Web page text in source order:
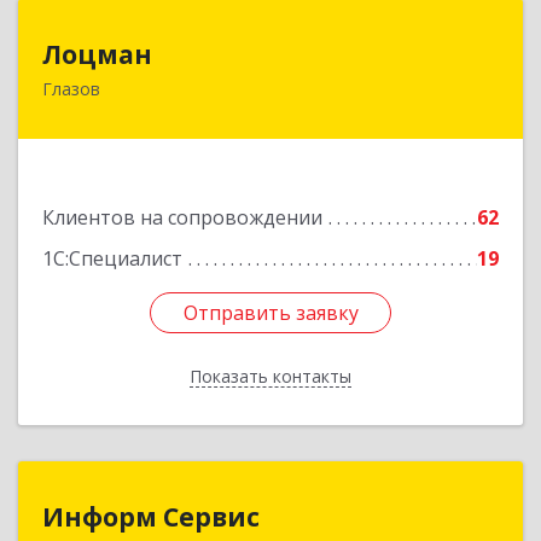
Лоцман
Глазов
Клиентов на сопровождении
62
1С:Специалист
19
Отправить заявку
Показать контакты
427620, Удмуртская Респ, Глазов г, Сибирская
Отправить заявку
Назад
Информ Сервис